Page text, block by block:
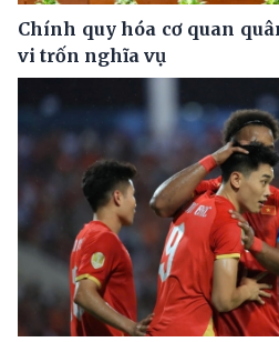
Chính quy hóa cơ quan
vi trốn nghĩa vụ